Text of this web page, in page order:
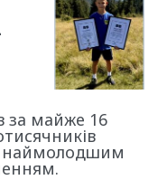
за майже 16
наймолодшим